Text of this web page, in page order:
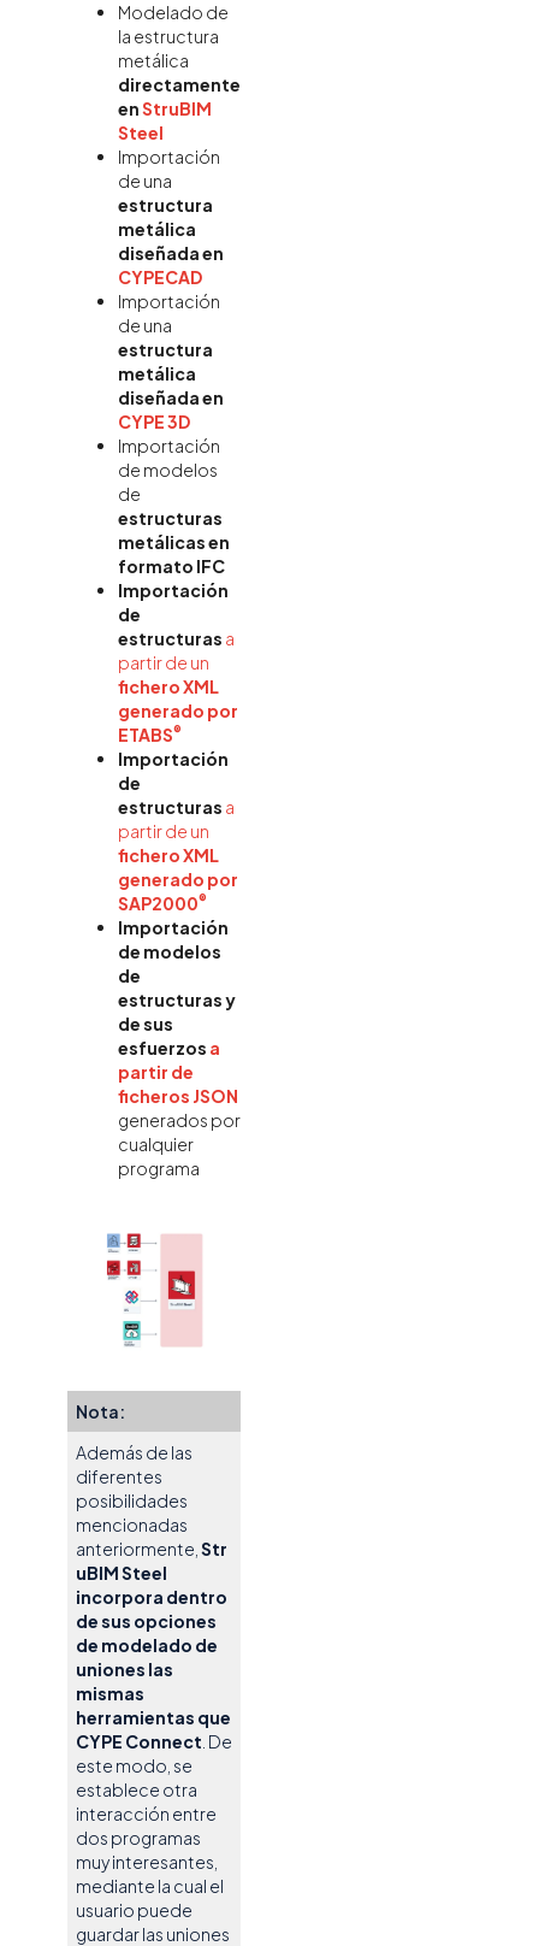
Modelado de
la estructura
metálica
directamente
enStruBIM
Steel
Importación
de una
estructura
metálica
diseñada en
CYPECAD
Importación
de una
estructura
metálica
diseñada en
CYPE 3D
Importación
de modelos
de
estructuras
metálicas en
formato IFC
Importación
de
estructuras a
partir de un
fichero XML
generado por
ETABS®
Importación
de
estructuras a
partir de un
fichero XML
generado por
SAP2000®
Importación
de modelos
de
estructuras y
de sus
esfuerzos a
partir de
ficheros JSON
generados por
cualquier
programa
Nota:
Además de las
diferentes
posibilidades
mencionadas
anteriormente, Str
uBIM Steel
incorpora dentro
de sus opciones
de modelado de
uniones las
mismas
herramientas que
CYPE Connect . De
este modo, se
establece otra
interacción entre
dos programas
muy interesantes,
mediante la cual el
usuario puede
guardar las uniones